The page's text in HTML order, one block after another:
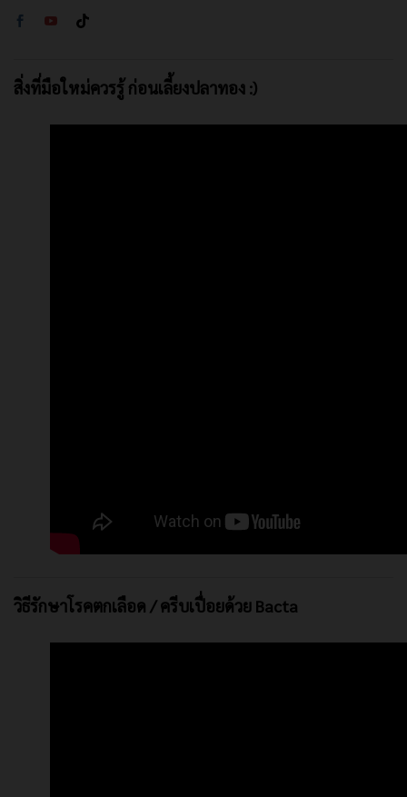
สิ่งที่มือใหม่ควรรู้ ก่อนเลี้ยงปลาทอง :)
วิธีรักษาโรคตกเลือด / ครีบเปื่อยด้วย Bacta